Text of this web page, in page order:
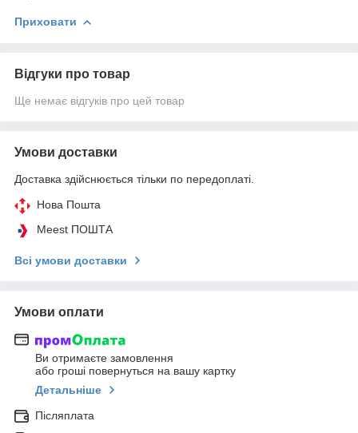
Приховати
Відгуки про товар
Ще немає відгуків про цей товар
Умови доставки
Доставка здійснюється тільки по передоплаті.
Нова Пошта
Meest ПОШТА
Всі умови доставки
Умови оплати
Ви отримаєте замовлення
або гроші повернуться на вашу картку
Детальніше
Післяплата